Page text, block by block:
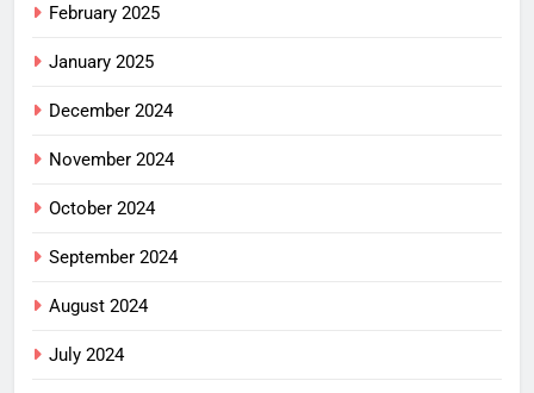
February 2025
January 2025
December 2024
November 2024
October 2024
September 2024
August 2024
July 2024